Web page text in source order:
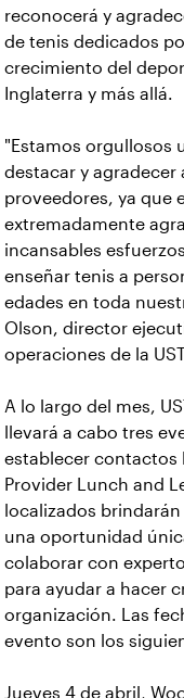
reconocerá y
de tenis dedicados
crecimiento del
Inglaterra y más allá.
"Estamos orgullosos
destacar y agradecer
proveedores, ya que
extremadamente
incansables
enseñar tenis a
edades en toda
Olson, director
operaciones de la
A lo largo del mes,
llevará a cabo tres
establecer contactos
Provider Lunch and
localizados
una oportunidad
colaborar con
para ayudar a hacer
organización. Las
evento son los
Jueves 4 de abril,